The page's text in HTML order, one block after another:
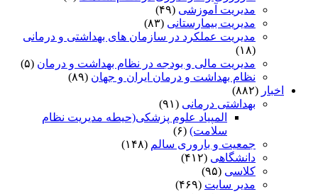
مدیریت آموزشی (۴۹)
مدیریت بیمارستانی (۸۳)
مدیریت عملکرد در سازمان های بهداشتی و درمانی
(۱۸)
مدیریت مالی و بودجه در نظام بهداشت و درمان (۵)
نظام بهداشت و درمان ایران و جهان (۸۹)
اخبار (۸۸۲)
بهداشتی درمانی (۹۱)
المپیاد علوم پزشکی(حیطه مدیریت نظام
سلامت) (۶)
جمعیت و باروری سالم (۱۴۸)
دانشگاهی (۴۱۲)
کلاسی (۹۵)
مدیر سایت (۴۶۹)